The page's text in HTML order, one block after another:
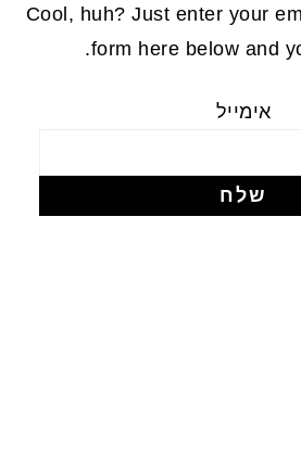
Cool, huh? Just enter your
form here below and
אימייל